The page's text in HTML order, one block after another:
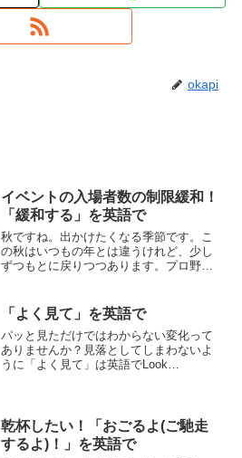
okapi
イベントの入場者数の制限緩和！
「緩和する」を英語で
秋ですね。出かけたくなる季節です。こ
の秋はいつもの年とは違うけれど、少し
ずつもとに戻りつつあります。プロ野球
relax、もしくはrelieveです。Relax制限や
決まり...
「よく見て」を英語で
パッと見ただけではわからない変化って
ありませんか？見落としてしまわないよ
うに「よく見て」は英語でLook
乾杯したい！「おごるよ(ご馳走
するよ)！」を英語で